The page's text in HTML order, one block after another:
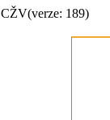
CŽV(verze: 189)